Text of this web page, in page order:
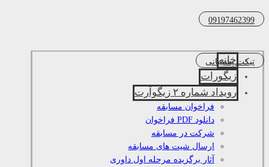
09197462399
تیکت پشتیبانی
خانه
زیگورات
رویداد شماره ۲ زیگوآرت
فراخوان مسابقه
دانلود PDF فراخوان
شرکت در مسابقه
ارسال شیت های مسابقه
آثار برگزیده مرحله اول داوری